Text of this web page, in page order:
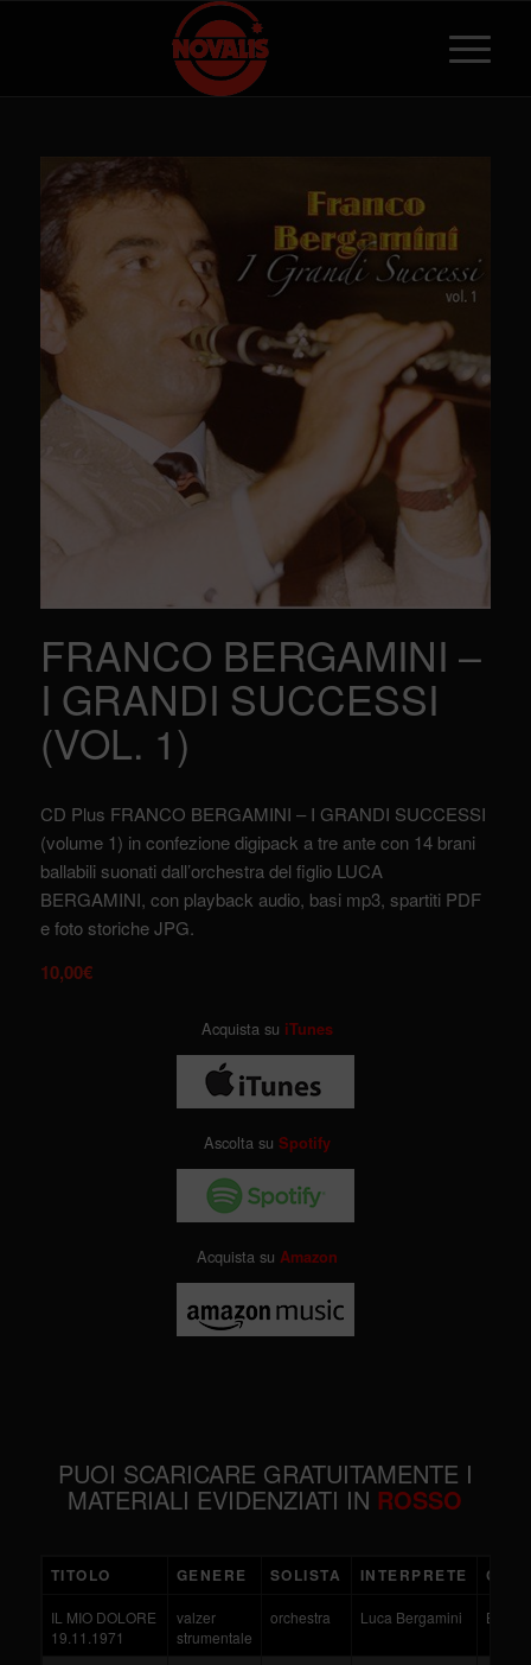
FRANCO BERGAMINI –
I GRANDI SUCCESSI
(VOL. 1)
CD Plus FRANCO BERGAMINI – I GRANDI SUCCESSI
(volume 1) in confezione digipack a tre ante con 14 brani
ballabili suonati dall’orchestra del figlio LUCA
BERGAMINI, con playback audio, basi mp3, spartiti PDF
e foto storiche JPG.
10,00€
Acquista su iTunes
Ascolta suSpotify
Acquista su Amazon
PUOI SCARICARE GRATUITAMENTE I
MATERIALI EVIDENZIATI IN ROSSO
TITOLO GENERE SOLISTA INTERPRETE
IL MIO DOLORE
19.11.1971
valzer
strumentale
orchestra Luca Bergamini